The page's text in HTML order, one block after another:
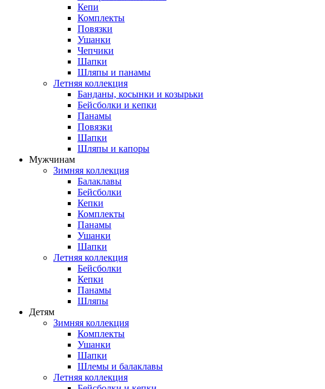
Кепи
Комплекты
Повязки
Ушанки
Чепчики
Шапки
Шляпы и панамы
Летняя коллекция
Банданы, косынки и козырьки
Бейсболки и кепки
Панамы
Повязки
Шапки
Шляпы и капоры
Мужчинам
Зимняя коллекция
Балаклавы
Бейсболки
Кепки
Комплекты
Панамы
Ушанки
Шапки
Летняя коллекция
Бейсболки
Кепки
Панамы
Шляпы
Детям
Зимняя коллекция
Комплекты
Ушанки
Шапки
Шлемы и балаклавы
Летняя коллекция